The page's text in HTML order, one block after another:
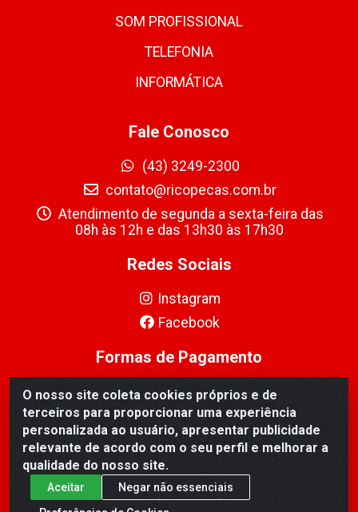
O nosso site coleta cookies próprios e de
terceiros para proporcionar uma experiência
personalizada ao usuário, apresentar publicidade
relevante de acordo com o seu perfil e melhorar a
qualidade do nosso site.
Aceitar
Negar não essenciais
SOM PROFISSIONAL
TELEFONIA
INFORMÁTICA
Fale Conosco
(43) 3249-2300
contato@ricopecas.com.br
Atendimento de segunda a sexta-feira das
08h às 12h e das 13h30 às 17h30
Redes Sociais
Instagram
Facebook
Formas de Pagamento
Ricopeças Comércio de componentes Eletrônicos Ltda -
Rua Alicio Francisco Mafra, 968 - Jardim Taroba,
Cambé/PR - CEP 86.191-390 - CNPJ 06.241.208/0001-
89